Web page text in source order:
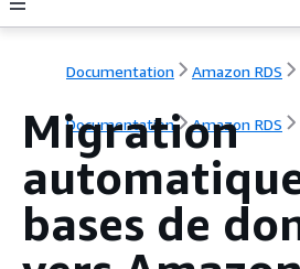
Documentation Amazon RDS
Documentation Amazon RDS
Migration
bases de